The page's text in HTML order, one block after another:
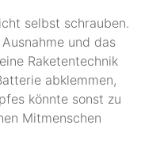
selbst schrauben.
und das
Raketentechnik
abklemmen,
könnte sonst zu
Mitmenschen